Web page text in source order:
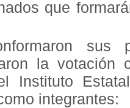
que
sus
la votación
Instituto
integrantes: